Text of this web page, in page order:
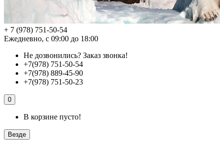
+ 7 (978) 751-50-54
Ежедневно, с 09:00 до 18:00
Не дозвонились? Заказ звонка!
+7(978) 751-50-54
+7(978) 889-45-90
+7(978) 751-50-23
0
В корзине пусто!
Везде